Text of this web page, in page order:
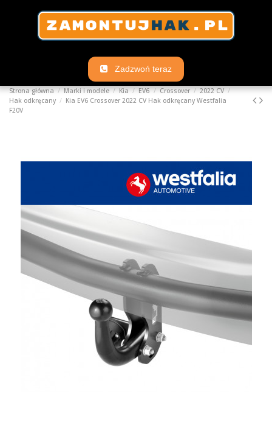
Zadzwoń teraz
Strona główna Marki i modele Kia EV6 Crossover
2022 CV
Hak odkręcany
Kia EV6 Crossover 2022 CV Hak odkręcany Westfalia
F20V